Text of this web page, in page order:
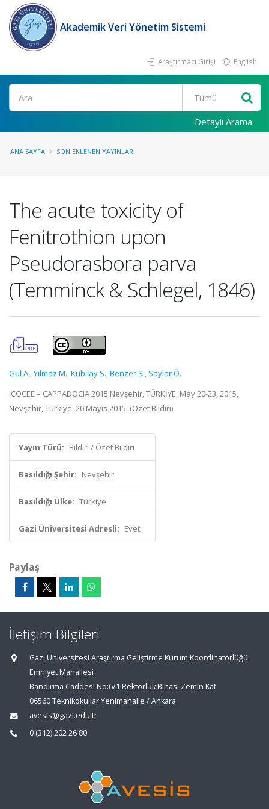
Akademik Veri Yönetim Sistemi
Araştırmacı Girişi English
Ara
Detaylı Arama
ANA SAYFA SON EKLENEN YAYINLAR
The acute toxicity of
Fenitrothion upon
Pseudorasbora parva
(Temminck & Schlegel, 1846)
Gül A.,Yılmaz M.,Kubilay S.,Benzer S., Saylar Ö.
ICOCEE – CAPPADOCIA 2015 Nevşehir, TÜRKİYE, May 20-23, 2015,
Nevşehir, Türkiye, 20 Mayıs 2015, (Özet Bildiri)
Yayın Türü: Bildiri / Özet Bildiri
Basıldığı Şehir: Nevşehir
Basıldığı Ülke: Türkiye
Gazi Üniversitesi Adresli: Evet
Paylaş
İletişim Bilgileri
Gazi Üniversitesi Araştırma Geliştirme Kurum Koordinatörlüğü
Emniyet Mahallesi
Bandırma Caddesi No:6/1 Rektörlük Binası Zemin Kat
06560 Teknikokullar Yenimahalle / Ankara
avesis@gazi.edu.tr
0 (312) 202 26 80